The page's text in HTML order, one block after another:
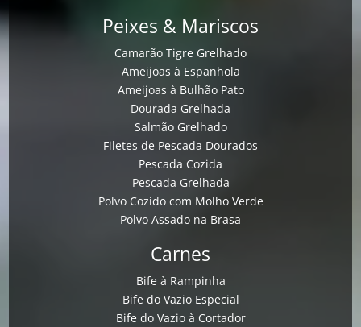
Peixes & Mariscos
Camarão Tigre Grelhado
Ameijoas à Espanhola
Ameijoas à Bulhão Pato
Dourada Grelhada
Salmão Grelhado
Filetes de Pescada Dourados
Pescada Cozida
Pescada Grelhada
Polvo Cozido com Molho Verde
Polvo Assado na Brasa
Carnes
Bife à Rampinha
Bife do Vazio Especial
Bife do Vazio à Cortador